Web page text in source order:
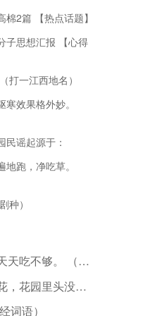
2篇 【热点话题】
子思想汇报 【心得
打一江西地名）
效果格外妙。
民谣起源于：
跑，净吃草。
种）
有毛没有肉，天天吃不够。 （打一生活物）
叫它花，不是花，花园里头没有它，秋天你到田头看，满田开得白花花。 （打一植物）
词语）